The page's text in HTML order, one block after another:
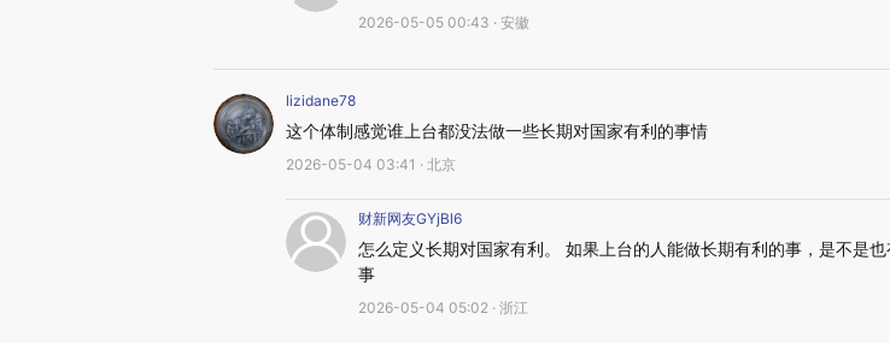
2026-05-05 00:43 · 安徽
lizidane78
这个体制感觉谁上台都没法做一些长期对国家有利的事情
2026-05-04 03:41 · 北京
财新网友GYjBl6
怎么定义长期对国家有利。 如果上台的人能做长期有利的事，是不是
事
2026-05-04 05:02 · 浙江